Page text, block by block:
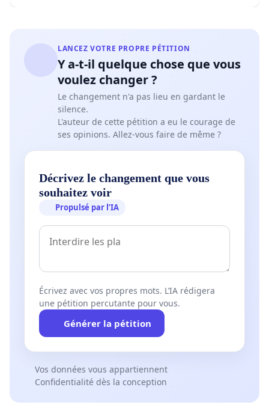
LANCEZ VOTRE PROPRE PÉTITION
Y a-t-il quelque chose que vous
voulez changer ?
Le changement n'a pas lieu en gardant le
silence.
L'auteur de cette pétition a eu le courage de
ses opinions. Allez-vous faire de même ?
Décrivez le changement que vous
souhaitez voir
Propulsé par l’IA
Écrivez avec vos propres mots. L’IA rédigera
une pétition percutante pour vous.
Générer la pétition
Vos données vous appartiennent
Confidentialité dès la conception